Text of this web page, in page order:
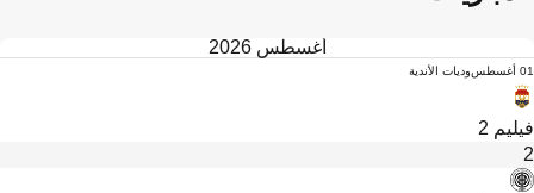
أغسطس 2026
01 أغسطس وديات الأندية
فيليم 2
2